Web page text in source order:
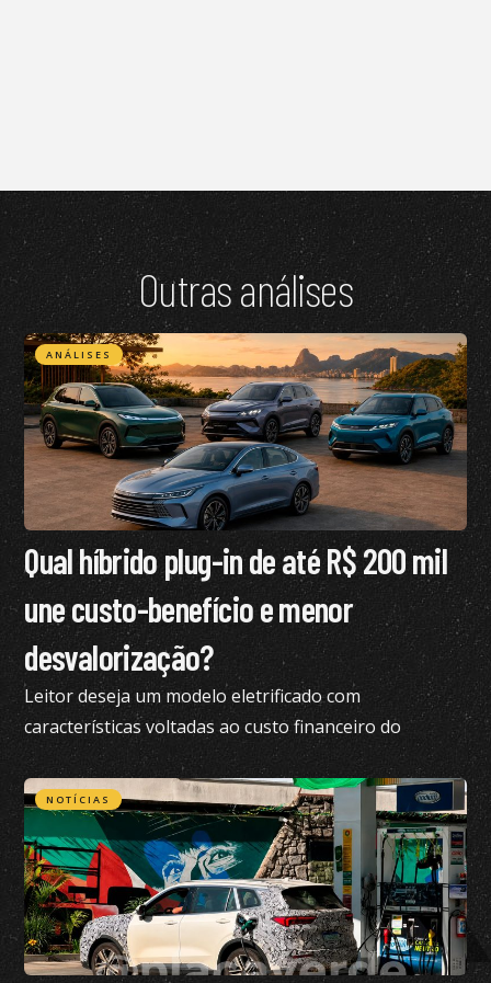
Outras análises
ANÁLISES
Qual híbrido plug-in de até R$ 200 mil
une custo-benefício e menor
desvalorização?
Leitor deseja um modelo eletrificado com
características voltadas ao custo financeiro do
produto e pediu nossa análise completa
NOTÍCIAS